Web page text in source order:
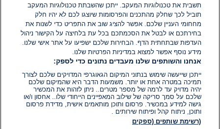
הוסף תגובה
תשבית את טכנולוגיות המעקב. ייתכן שהשבתת טכנולוגיות המעקב
תוביל לכך שחלק מהתכנים והפרסומות שיוצגו לכם לא יהיו חלק
מחחומי העניין שלכם. אפשר להציג שוב את התפריט כדי לשנות את
בחירתכם או לבטל את הסכמתכם בכל עת בלחיצה על הקישור ניהול
העדפות שבתחתית הדף. הבחירות שלכם ישפיעו על אתר אישי שלנו.
מידע נוסף אפשר למצוא במדיניות הפרטיות שלנו.
אנחנו והשותפים שלנו מעבדים נתונים כדי לספק:
ייתכן שייעשה שימוש בנתוני המיקום הגאוגרפי המדויקים שלכם לצורך
תמיכה במטרה אחת או יותר. משמעות הדבר היא שהמיקום שלכם
יהיה מדויק עד לרמה של מספר מטרים.. ניתן לזהות את המכשיר
שלכם על סמך סריקה של שילוב המאפיינים הייחודי שלו.. אחסון ו/או
גישה למידע במכשיר. פרסום ותוכן מותאמים אישית, מדידת פרסום
ותוכן, ניתוח קהל ופיתוח שירותים .
(רשימת שותפים (ספקים